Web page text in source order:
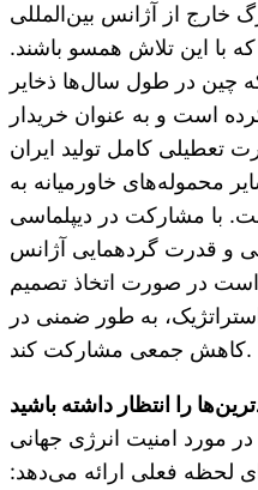
خارج از آژانس بین‌المللی
با این تلاش همسو باشند.
چین در طول سال‌ها ذخایر
است و به عنوان خریدار
تعطیلی کامل تولید ایران
محموله‌های خاورمیانه به
با مشارکت در دیپلماسی
و قدرت گردهمایی آژانس
است در صورت اتخاذ تصمیم
به طور ضمنی در
کاهش جمعی مشارکت کند.
را انتظار داشته باشید
مورد امنیت انرژی جهانی
لحظه فعلی ارائه می‌دهد: